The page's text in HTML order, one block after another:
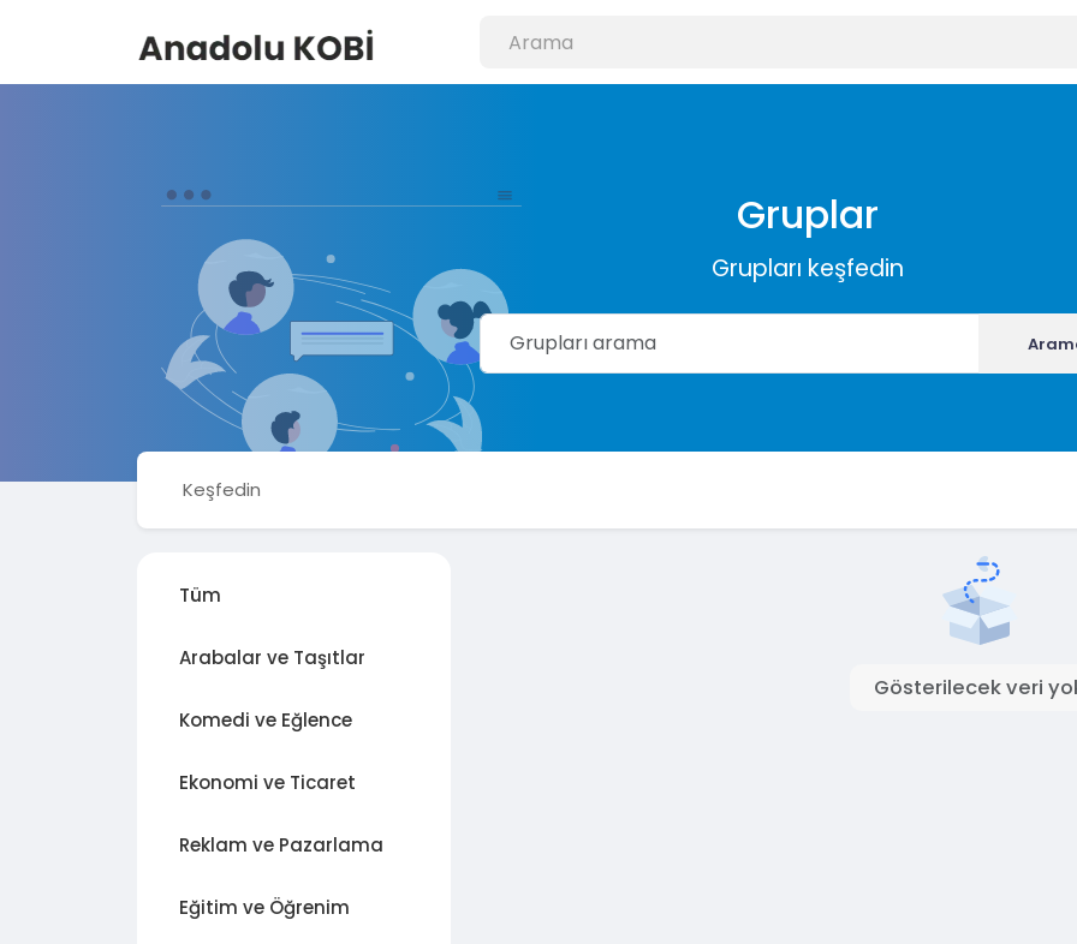
Gruplar
Grupları keşfedin
Keşfedin
Tüm
Arabalar ve Taşıtlar
Komedi ve Eğlence
Ekonomi ve Ticaret
Reklam ve Pazarlama
Eğitim ve Öğrenim
Gösterilecek veri